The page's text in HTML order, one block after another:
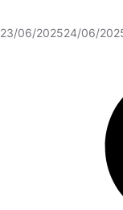
23/06/202524/06/